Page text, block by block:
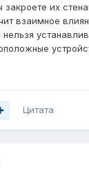
их
взаимное
Цитата